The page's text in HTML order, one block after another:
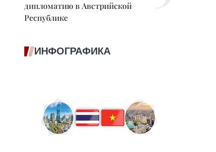
дипломатию в Австрийской
Республике
ИНФОГРАФИКА